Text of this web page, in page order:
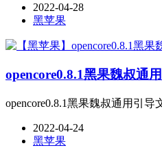
2022-04-28
黑苹果
opencore0.8.1黑果魏叔通
opencore0.8.1黑果魏叔通用引导
2022-04-24
黑苹果